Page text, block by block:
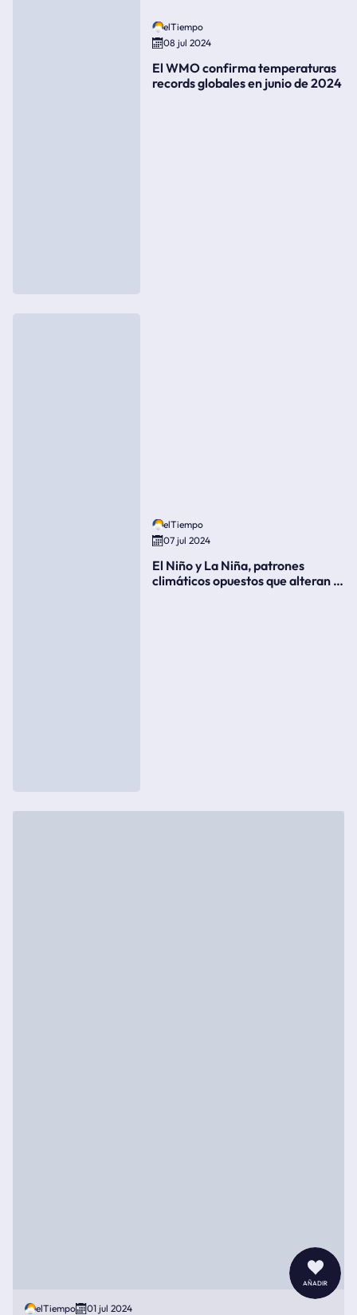
añadir
elTiempo
08 jul 2024
El WMO confirma temperaturas
records globales en junio de 2024
elTiempo
07 jul 2024
El Niño y La Niña, patrones
climáticos opuestos que alteran la
elTiempo 01 jul 2024